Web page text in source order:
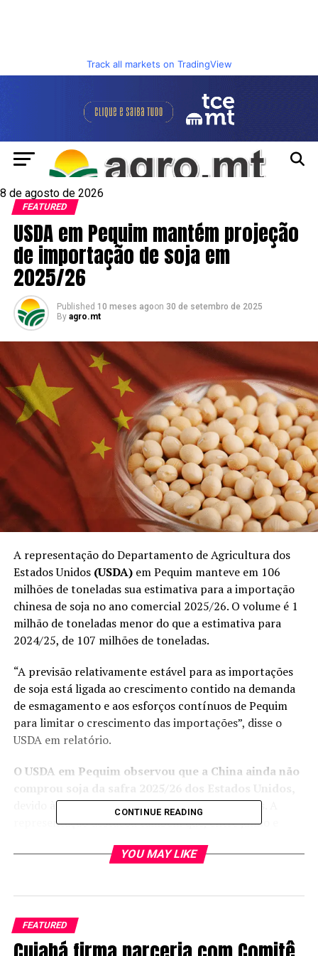
Track all markets on TradingView
8 de agosto de 2026
FEATURED
USDA em Pequim mantém projeção
de importação de soja em
2025/26
Published 10 meses agoon 30 de setembro de 2025
By agro.mt
A representação do Departamento de Agricultura dos
Estados Unidos (USDA)em Pequim manteve em 106
milhões de toneladas sua estimativa para a importação
chinesa de soja no ano comercial 2025/26. O volume é 1
milhão de toneladas menor do que a estimativa para
2024/25, de 107 milhões de toneladas.
“A previsão relativamente estável para as importações
de soja está ligada ao crescimento contido na demanda
de esmagamento e aos esforços contínuos de Pequim
para limitar o crescimento das importações”, disse o
USDA em relatório.
O USDA em Pequim observou que a China ainda não
devido às tensões comerciais entre os dois países. A
representação destacou também que, entre junho e
toneladas de soja por mêspara o país asiático.
China reservou carregamentos adicionais da Argentina e
do Uruguai para compensar a falta de suas compras
CONTINUE READING
YOU MAY LIKE
FEATURED